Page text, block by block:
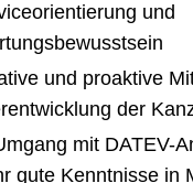
und
und proaktive
der
mit DATEV-
gute Kenntnisse in